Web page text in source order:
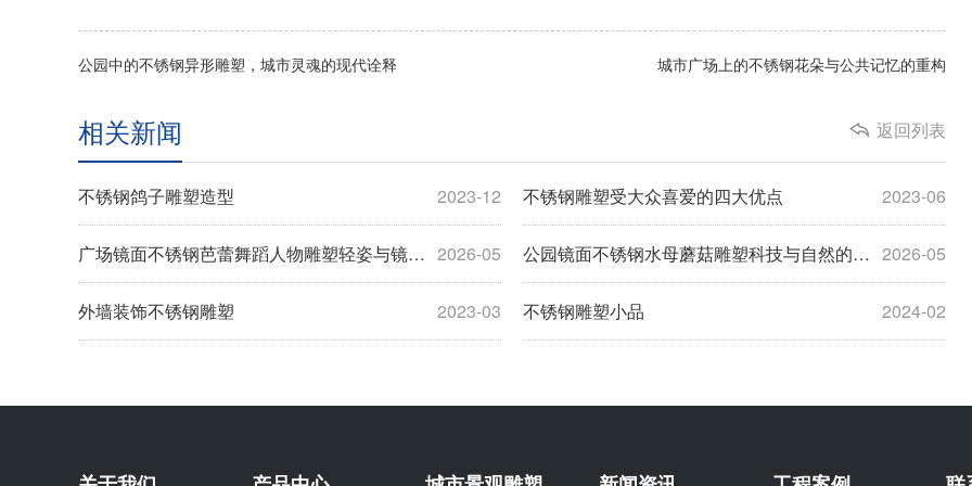
公园中的不锈钢异形雕塑，城市灵魂的现代诠释 城市广场上的不锈钢花朵与公共记忆的重构
返回列表
相关新闻
2023-12
不锈钢鸽子雕塑造型 2023-06
不锈钢雕塑受大众喜爱的四大优点
2026-05
广场镜面不锈钢芭蕾舞蹈人物雕塑轻姿与镜中的永恒 2026-05
公园镜面不锈钢水母蘑菇雕塑科技与自然的梦幻交响
2023-03
外墙装饰不锈钢雕塑 2024-02
不锈钢雕塑小品